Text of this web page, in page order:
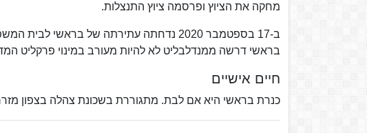
מחקה את הציוץ ופרסמה ציוץ התנצלות.
ב-17 בספטמבר 2020 נדחתה עתירתה של
בראשי דרשה ממנדלבליט לא להיות מעורב במינוי פרקליט
חיים אישיים
כנרת בראשי היא אם לבת. מתגוררת בשכונת צהלה בצפון